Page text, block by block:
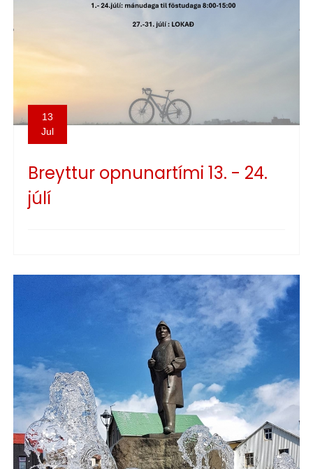
13
Jul
Breyttur opnunartími 13. - 24.
júlí